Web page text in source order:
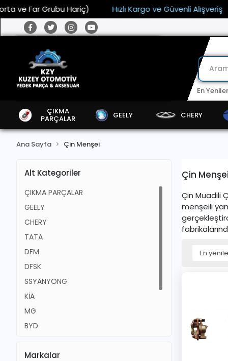
Grubu Hariç) Hızlı Kargo ve Güvenli Alışveriş
En Yeniler
ÇIKMA
PARÇALAR GEELY CHERY
Ana Sayfa Çin Menşei
Alt Kategoriler
ÇIKMA PARÇALAR
GEELY
CHERY
TATA
DFM
DFSK
SSYANYONG
KİA
MG
BYD
HONDA
Markalar
Çin Menşei
Çin Muadili
menşeili